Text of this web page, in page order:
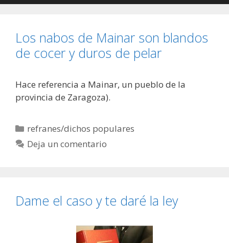
Los nabos de Mainar son blandos
de cocer y duros de pelar
Hace referencia a Mainar, un pueblo de la
provincia de Zaragoza).
Categorías
refranes/dichos populares
Deja un comentario
Dame el caso y te daré la ley